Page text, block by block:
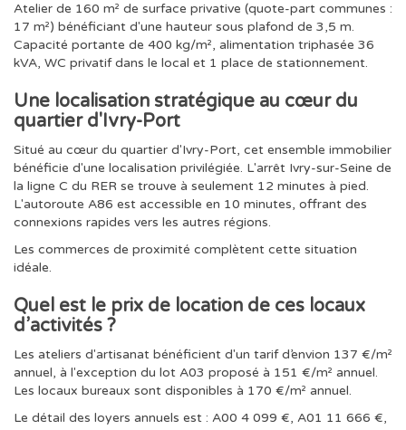
Atelier de 160 m² de surface privative (quote-part communes :
17 m²) bénéficiant d'une hauteur sous plafond de 3,5 m.
Capacité portante de 400 kg/m², alimentation triphasée 36
kVA, WC privatif dans le local et 1 place de stationnement.
Une localisation stratégique au cœur du
quartier d'Ivry-Port
Situé au cœur du quartier d'Ivry-Port, cet ensemble immobilier
bénéficie d'une localisation privilégiée. L'arrêt Ivry-sur-Seine de
la ligne C du RER se trouve à seulement 12 minutes à pied.
L'autoroute A86 est accessible en 10 minutes, offrant des
connexions rapides vers les autres régions.
Les commerces de proximité complètent cette situation
idéale.
Quel est le prix de location de ces locaux
d’activités ?
Les ateliers d'artisanat bénéficient d'un tarif d’envion 137 €/m²
annuel, à l'exception du lot A03 proposé à 151 €/m² annuel.
Les locaux bureaux sont disponibles à 170 €/m² annuel.
Le détail des loyers annuels est : A00 4 099 €, A01 11 666 €,